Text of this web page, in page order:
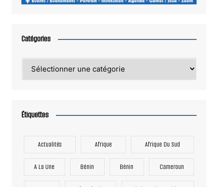
Catégories
Étiquettes
Actualités Afrique Afrique Du Sud
A La Une Bénin Bénin Cameroun